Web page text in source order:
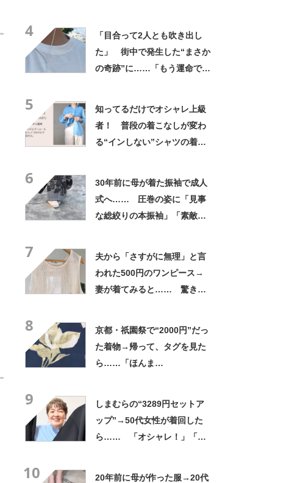
4
「目合って2人とも吹き出し
た」 街中で発生した“まさか
の奇跡”に……「もう運命でし
5
知ってるだけでオシャレ上級
者！ 普段の着こなしが変わ
る“インしない”シャツの着方6
6
30年前に母が着た振袖で成人
式へ…… 圧巻の姿に「見事
な総絞りの本振袖」「素敵す
7
夫から「さすがに無理」と言
われた500円のワンピース→
妻が着てみると…… 驚きの
8
京都・祇園祭で“2000円”だっ
た着物→帰って、タグを見た
ら……「ほんま
9
しまむらの“3289円セットア
ップ”→50代女性が着回した
ら…… 「オシャレ！」「細
10
20年前に母が作った服→20代